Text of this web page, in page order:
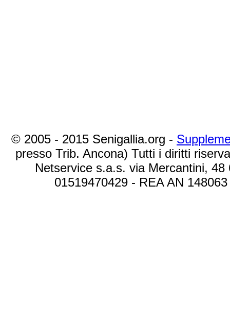
© 2005 - 2015 Senigallia.org -
presso Trib. Ancona) Tutti i diritti
Netservice s.a.s. via Mercantini,
01519470429 - REA AN